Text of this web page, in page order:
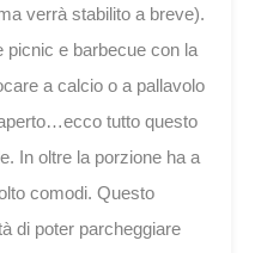
verrà stabilito a breve).
picnic e barbecue con la
a calcio o a pallavolo
tutto questo
In oltre la porzione ha a
comodi. Questo
di poter parcheggiare